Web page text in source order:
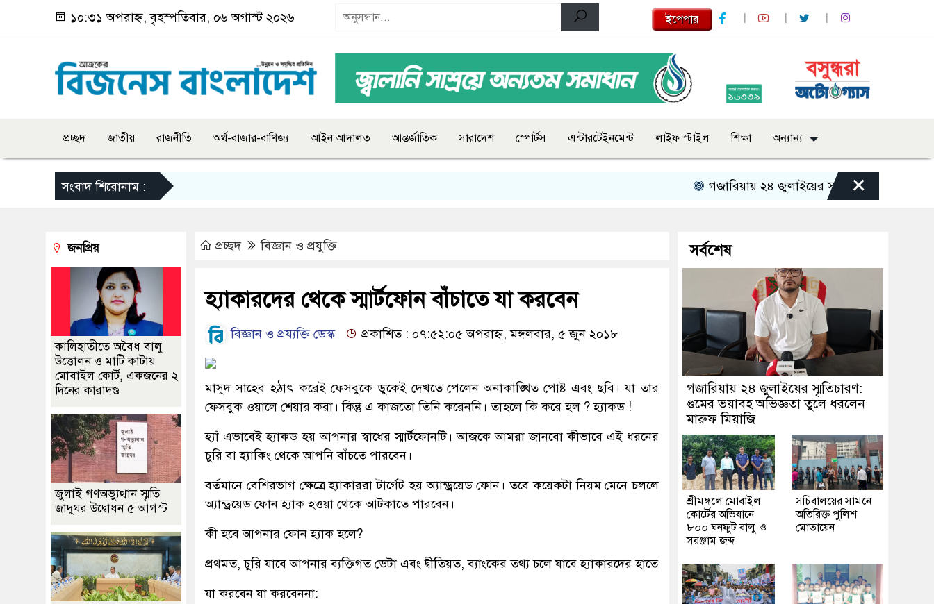
১০:৩১ অপরাহ্ন, বৃহস্পতিবার, ০৬ অগাস্ট ২০২৬ ইপেপার
প্রচ্ছদ জাতীয় রাজনীতি অর্থ-বাজার-বাণিজ্য আইন আদালত আন্তর্জাতিক সারাদেশ স্পোর্টস এন্টারটেইনমেন্ট লাইফ স্টাইল শিক্ষা অন্যান্য
সংবাদ শিরোনাম : গজারিয়ায় ২৪ জুলাইয়ের স্মৃতিচারণ: গুমের ভয়াবহ
×
প্রচ্ছদ বিজ্ঞান ও প্রযুক্তি
হ্যাকারদের থেকে স্মার্টফোন বাঁচাতে যা করবেন
বিজ্ঞান ও প্রয্যক্তি ডেস্ক প্রকাশিত : ০৭:৫২:০৫ অপরাহ্ন, মঙ্গলবার, ৫ জুন ২০১৮
মাসুদ সাহেব হঠাৎ করেই ফেসবুকে ডুকেই দেখতে পেলেন অনাকাঙ্খিত পোষ্ট এবং ছবি। যা তার
ফেসবুক ওয়ালে শেয়ার করা। কিন্তু এ কাজতো তিনি করেননি। তাহলে কি করে হল ? হ্যাকড !
হ্যাঁ এভাবেই হ্যাকড হয় আপনার স্বাধের স্মার্টফোনটি। আজকে আমরা জানবো কীভাবে এই ধরনের
চুরি বা হ্যাকিং থেকে আপনি বাঁচতে পারবেন।
বর্তমানে বেশিরভাগ ক্ষেত্রে হ্যাকাররা টার্গেট হয় অ্যান্ড্রয়েড ফোন। তবে কয়েকটা নিয়ম মেনে চললে
অ্যান্ড্রয়েড ফোন হ্যাক হওয়া থেকে আটকাতে পারবেন।
কী হবে আপনার ফোন হ্যাক হলে?
প্রথমত, চুরি যাবে আপনার ব্যক্তিগত ডেটা এবং দ্বীতিয়ত, ব্যাংকের তথ্য চলে যাবে হ্যাকারদের হাতে
যা করবেন যা করবেননা:
জনপ্রিয়
কালিহাতীতে অবৈধ বালু
উত্তোলন ও মাটি কাটায়
মোবাইল কোর্ট, একজনের ২
দিনের কারাদণ্ড
জুলাই গণঅভ্যুত্থান স্মৃতি
জাদুঘর উদ্বোধন ৫ আগস্ট
সর্বশেষ
গজারিয়ায় ২৪ জুলাইয়ের স্মৃতিচারণ:
গুমের ভয়াবহ অভিজ্ঞতা তুলে ধরলেন
মারুফ মিয়াজি
শ্রীমঙ্গলে মোবাইল
কোর্টের অভিযানে
৮০০ ঘনফুট বালু ও
সরঞ্জাম জব্দ
সচিবালয়ের সামনে
অতিরিক্ত পুলিশ
মোতায়েন